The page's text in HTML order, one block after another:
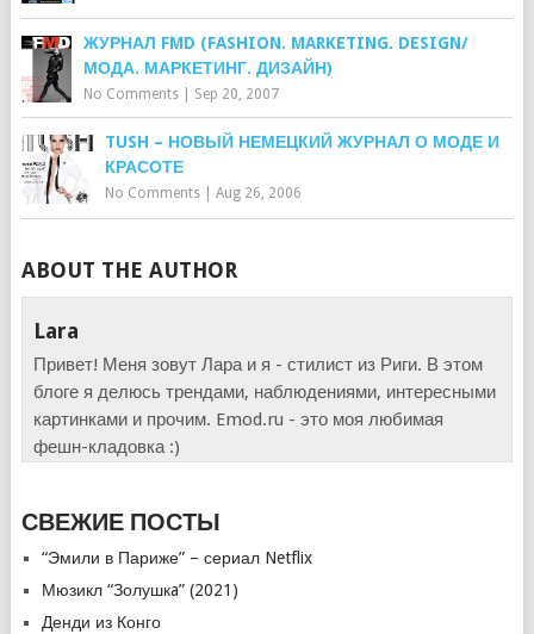
ЖУРНАЛ FMD (FASHION. MARKETING. DESIGN/
МОДА. МАРКЕТИНГ. ДИЗАЙН)
No Comments| Sep 20, 2007
TUSH – НОВЫЙ НЕМЕЦКИЙ ЖУРНАЛ О МОДЕ И
КРАСОТЕ
No Comments| Aug 26, 2006
ABOUT THE AUTHOR
Lara
Привет! Меня зовут Лара и я - стилист из Риги. В этом
блоге я делюсь трендами, наблюдениями, интересными
картинками и прочим. Emod.ru - это моя любимая
фешн-кладовка :)
СВЕЖИЕ ПОСТЫ
“Эмили в Париже” – сериал Netflix
Мюзикл “Золушкa” (2021)
Денди из Конго